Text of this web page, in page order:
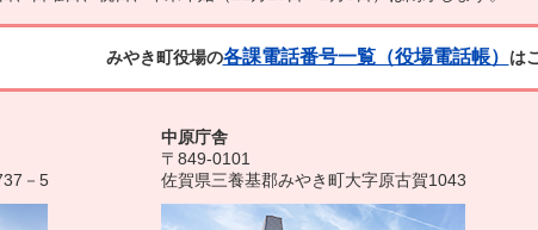
みやき町役場の各課電話番号一覧（役場電話帳） は
－5
中原庁舎
〒849-0101
佐賀県三養基郡みやき町大字原古賀1043